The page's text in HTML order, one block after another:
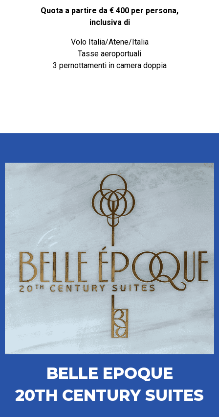
Quota a partire da € 400 per persona,
inclusiva di
Volo Italia/Atene/Italia
Tasse aeroportuali
3 pernottamenti in camera doppia
BELLE EPOQUE
20TH CENTURY SUITES